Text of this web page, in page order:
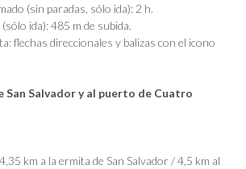
(sin paradas, sólo ida): 2 h.
ida): 485 m de subida.
flechas direccionales y balizas con el icono
San Salvador y al puerto de Cuatro
km a la ermita de San Salvador / 4,5 km al